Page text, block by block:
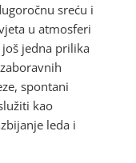
sreću i
u atmosferi
jedna prilika
spontani
kao
leda i